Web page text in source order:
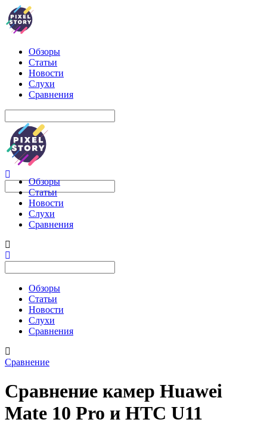
Обзоры
Статьи
Новости
Слухи
Сравнения
Обзоры
Статьи
Новости
Слухи
Сравнения
Обзоры
Статьи
Новости
Слухи
Сравнения
Сравнение
Сравнение камер Huawei
Mate 10 Pro и HTC U11